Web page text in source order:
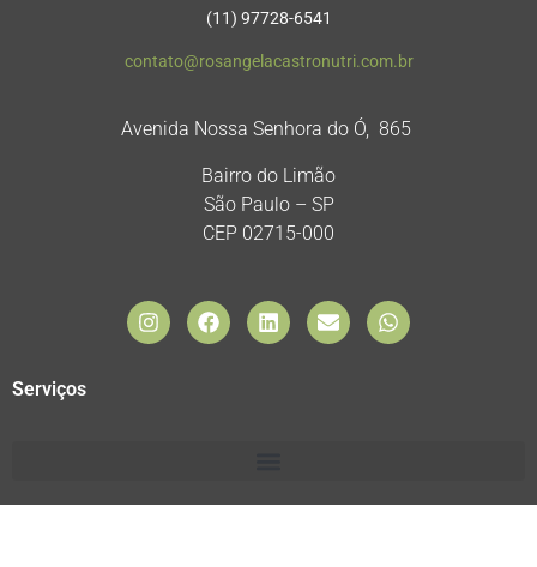
(11) 97728-6541
contato@rosangelacastronutri.com.br
Avenida Nossa Senhora do Ó, 865
Bairro do Limão
São Paulo – SP
CEP 02715-000
Serviços